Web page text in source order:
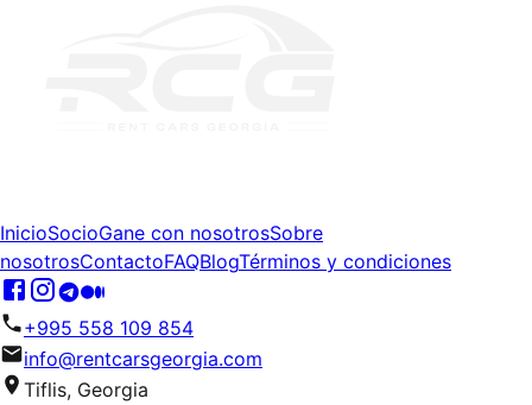
InicioSocioGane con nosotrosSobre
nosotrosContactoFAQBlogTérminos y condiciones
+995 558 109 854
info@rentcarsgeorgia.com
Tiflis, Georgia